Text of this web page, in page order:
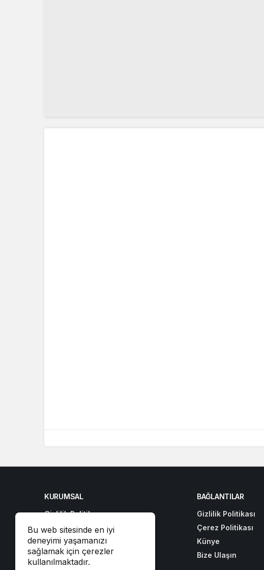
Bu web sitesinde en iyi
deneyimi yaşamanızı
sağlamak için çerezler
kullanılmaktadır.
KURUMSAL
Gizlilik Politikası
Çerez Politikası
Künye
Bize Ulaşın
BAĞLANTILAR
Gizlilik Politikası
Çerez Politikası
Künye
Bize Ulaşın